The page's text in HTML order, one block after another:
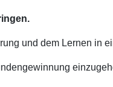
und dem Lernen in